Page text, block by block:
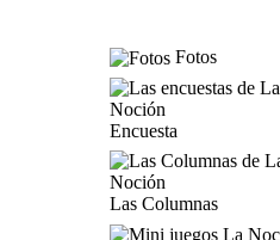
Fotos
Encuesta
Las Columnas